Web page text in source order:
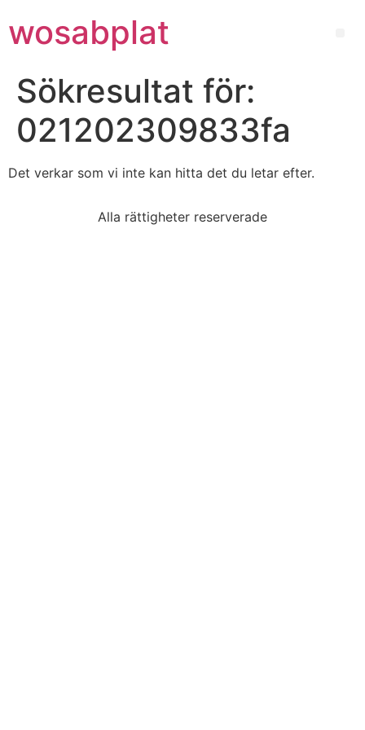
wosabplat
Sökresultat för:
021202309833fa
Det verkar som vi inte kan hitta det du letar efter.
Alla rättigheter reserverade